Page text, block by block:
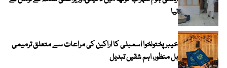
لیا
خیبرپختونخوا اسمبلی کا اراکین کی مراعات سے متعلق ترمیمی
بل منظور، اہم شقیں تبدیل